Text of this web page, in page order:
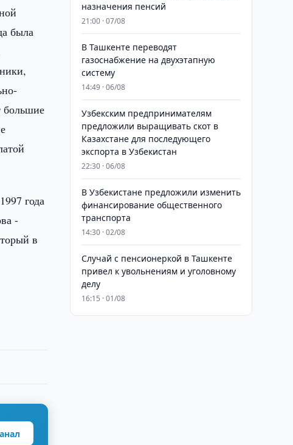
была
большие
года
-
в
назначения пенсий
21:00 · 07/08
В Ташкенте переводят
газоснабжение на двухэтапную
систему
14:49 · 06/08
Узбекским предпринимателям
предложили выращивать скот в
Казахстане для последующего
экспорта в Узбекистан
22:30 · 06/08
В Узбекистане предложили изменить
финансирование общественного
транспорта
14:30 · 02/08
Случай с пенсионеркой в Ташкенте
привел к увольнениям и уголовному
делу
16:15 · 01/08